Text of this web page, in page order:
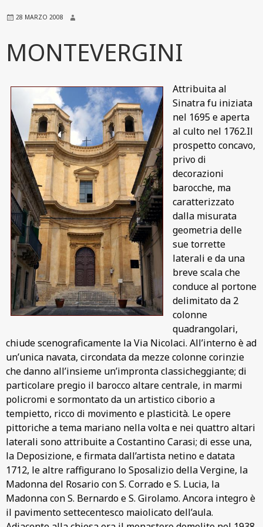
28 MARZO 2008
MONTEVERGINI
Attribuita al
Sinatra fu iniziata
nel 1695 e aperta
al culto nel 1762.Il
prospetto concavo,
privo di
decorazioni
barocche, ma
caratterizzato
dalla misurata
geometria delle
sue torrette
laterali e da una
breve scala che
conduce al portone
delimitato da 2
colonne
quadrangolari,
chiude scenograficamente la Via Nicolaci. All’interno è ad
un’unica navata, circondata da mezze colonne corinzie
che danno all’insieme un’impronta classicheggiante; di
particolare pregio il barocco altare centrale, in marmi
policromi e sormontato da un artistico ciborio a
tempietto, ricco di movimento e plasticità. Le opere
pittoriche a tema mariano nella volta e nei quattro altari
laterali sono attribuite a Costantino Carasi; di esse una,
la Deposizione, e firmata dall’artista netino e datata
1712, le altre raffigurano lo Sposalizio della Vergine, la
Madonna del Rosario con S. Corrado e S. Lucia, la
Madonna con S. Bernardo e S. Girolamo. Ancora integro è
il pavimento settecentesco maiolicato dell’aula.